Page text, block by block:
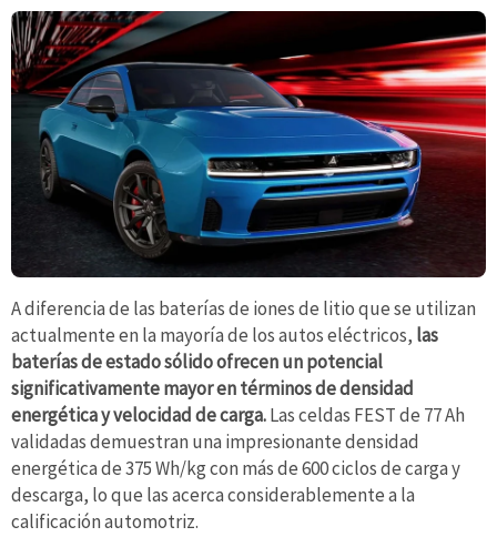
A diferencia de las baterías de iones de litio que se utilizan
actualmente en la mayoría de los autos eléctricos, las
baterías de estado sólido ofrecen un potencial
significativamente mayor en términos de densidad
energética y velocidad de carga.Las celdas FEST de 77 Ah
validadas demuestran una impresionante densidad
energética de 375 Wh/kg con más de 600 ciclos de carga y
descarga, lo que las acerca considerablemente a la
calificación automotriz.